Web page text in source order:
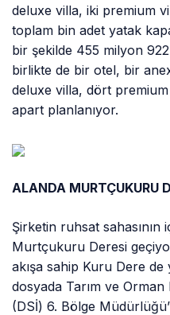
deluxe villa, iki premium
toplam bin adet yatak
bir şekilde 455 milyon
birlikte de bir otel, bir
deluxe villa, dört
apart planlanıyor.
ALANDA MURTÇUKURU
Şirketin ruhsat sahasının
Murtçukuru Deresi
akışa sahip Kuru Dere de
dosyada Tarım ve Orman
(DSİ) 6. Bölge